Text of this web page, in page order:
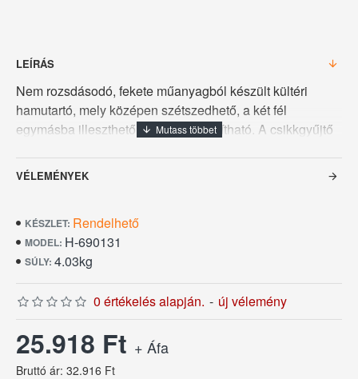
LEÍRÁS
Nem rozsdásodó, fekete műanyagból készült kültéri
hamutartó, mely középen szétszedhető, a két fél
egymásba illeszthető, könnyen szállítható. A csikkgyűjtő
szárazhomokot, erre kell a csikkgyűjtőrácsot helyezni, így
Magassága 60 cm, átmérője 40 cm.
VÉLEMÉNYEK
KÉSZLET: Rendelhető
MODEL: H-690131
SÚLY: 4.03kg
0 értékelés alapján. - új vélemény
25.918 Ft + Áfa
Bruttó ár: 32.916 Ft